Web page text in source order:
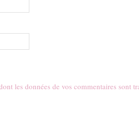
les données de vos commentaires sont